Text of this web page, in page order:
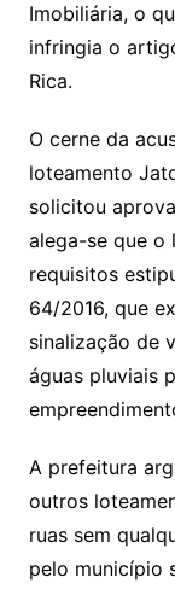
Imobiliária, o
infringia o
Rica.
O cerne da
loteamento
solicitou
alega-se que o
requisitos
64/2016, que
sinalização de
águas pluviais
A prefeitura
outros
ruas sem
pelo município